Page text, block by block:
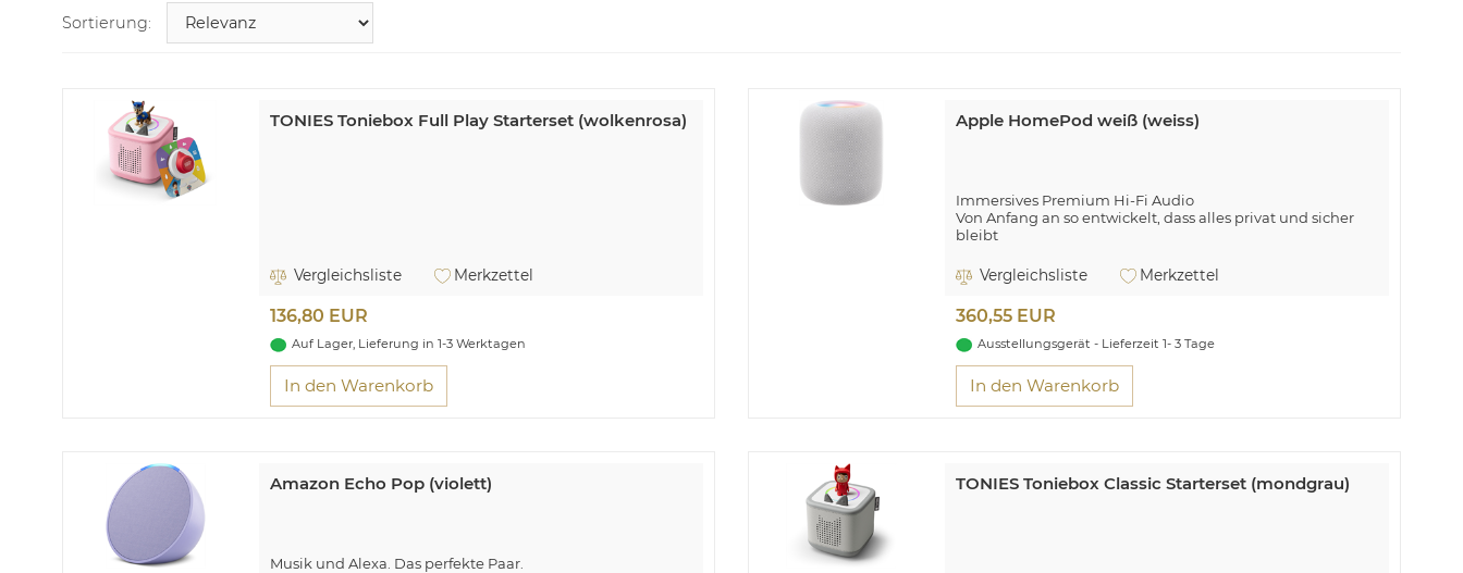
Sortierung:
TONIES Toniebox Full Play Starterset (wolkenrosa)
Vergleichsliste Merkzettel
136,80 EUR
Auf Lager, Lieferung in 1-3 Werktagen
In den Warenkorb
Apple HomePod weiß (weiss)
Immersives Premium Hi-Fi Audio
Von Anfang an so entwickelt, dass alles privat und sicher
bleibt
Soundkraftwerk.
Vergleichsliste Merkzettel
360,55 EUR
Ausstellungsgerät - Lieferzeit 1- 3 Tage
In den Warenkorb
Amazon Echo Pop (violett)
Musik und Alexa. Das perfekte Paar.
TONIES Toniebox Classic Starterset (mondgrau)